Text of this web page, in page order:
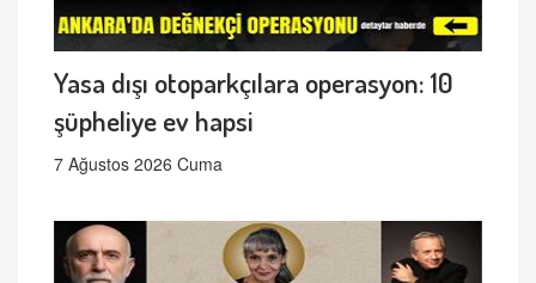
Yasa dışı otoparkçılara operasyon: 10
şüpheliye ev hapsi
7 Ağustos 2026 Cuma